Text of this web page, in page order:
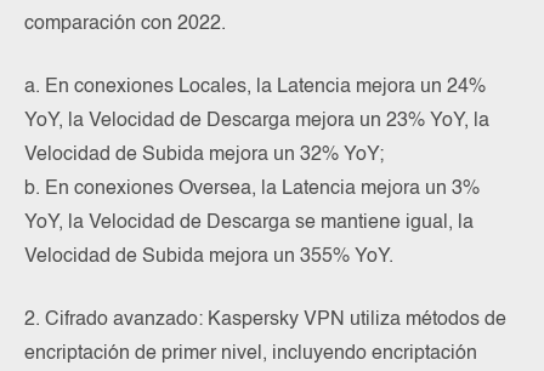
comparación con 2022.
a. En conexiones Locales, la Latencia mejora un 24%
YoY, la Velocidad de Descarga mejora un 23% YoY, la
Velocidad de Subida mejora un 32% YoY;
b. En conexiones Oversea, la Latencia mejora un 3%
YoY, la Velocidad de Descarga se mantiene igual, la
Velocidad de Subida mejora un 355% YoY.
2. Cifrado avanzado: Kaspersky VPN utiliza métodos de
encriptación de primer nivel, incluyendo encriptación